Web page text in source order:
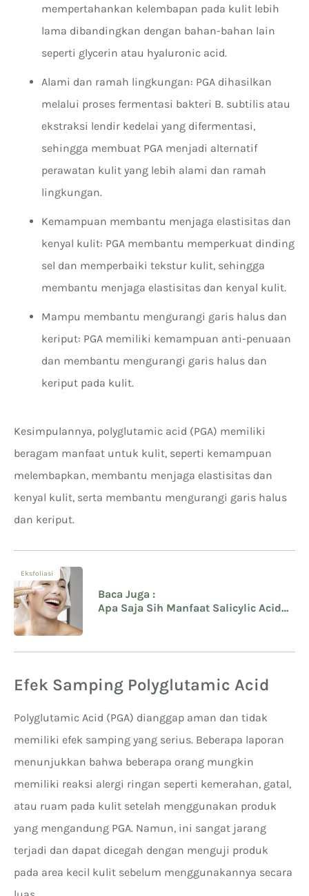
mempertahankan kelembapan pada kulit lebih
lama dibandingkan dengan bahan-bahan lain
seperti glycerin atau hyaluronic acid.
Alami dan ramah lingkungan: PGA dihasilkan
melalui proses fermentasi bakteri B. subtilis atau
ekstraksi lendir kedelai yang difermentasi,
sehingga membuat PGA menjadi alternatif
perawatan kulit yang lebih alami dan ramah
lingkungan.
Kemampuan membantu menjaga elastisitas dan
kenyal kulit: PGA membantu memperkuat dinding
sel dan memperbaiki tekstur kulit, sehingga
membantu menjaga elastisitas dan kenyal kulit.
Mampu membantu mengurangi garis halus dan
keriput: PGA memiliki kemampuan anti-penuaan
dan membantu mengurangi garis halus dan
keriput pada kulit.
Kesimpulannya, polyglutamic acid (PGA) memiliki
beragam manfaat untuk kulit, seperti kemampuan
melembapkan, membantu menjaga elastisitas dan
kenyal kulit, serta membantu mengurangi garis halus
dan keriput.
Eksfoliasi
Baca Juga :
Apa Saja Sih Manfaat Salicylic Acid
Efek Samping Polyglutamic Acid
Polyglutamic Acid (PGA) dianggap aman dan tidak
memiliki efek samping yang serius. Beberapa laporan
menunjukkan bahwa beberapa orang mungkin
memiliki reaksi alergi ringan seperti kemerahan, gatal,
atau ruam pada kulit setelah menggunakan produk
yang mengandung PGA. Namun, ini sangat jarang
terjadi dan dapat dicegah dengan menguji produk
pada area kecil kulit sebelum menggunakannya secara